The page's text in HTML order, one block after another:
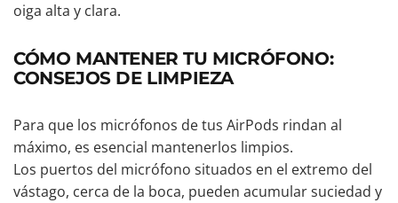
oiga alta y clara.
CÓMO MANTENER TU MICRÓFONO:
CONSEJOS DE LIMPIEZA
Para que los micrófonos de tus AirPods rindan al
máximo, es esencial mantenerlos limpios.
Los puertos del micrófono situados en el extremo del
vástago, cerca de la boca, pueden acumular suciedad y